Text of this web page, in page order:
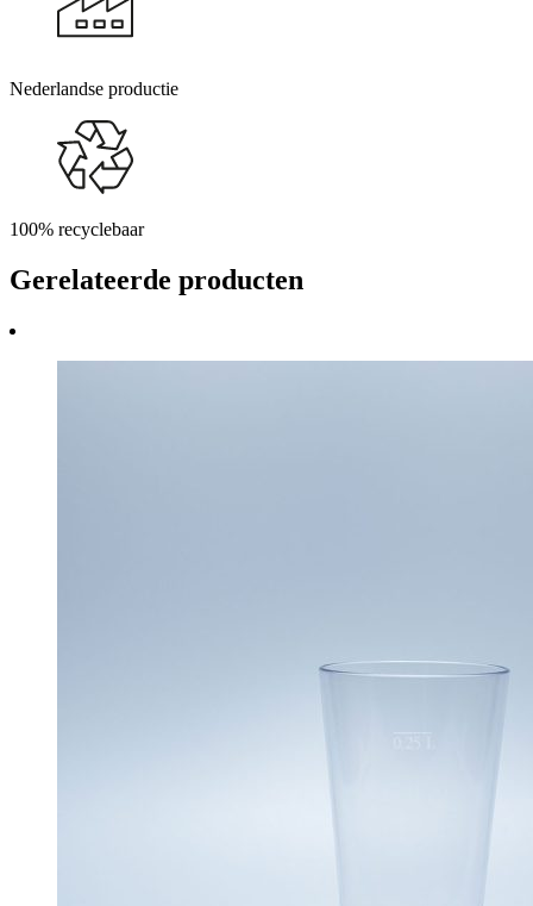
Nederlandse productie
100% recyclebaar
Gerelateerde producten